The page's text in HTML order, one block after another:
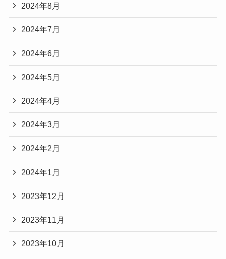
2024年8月
2024年7月
2024年6月
2024年5月
2024年4月
2024年3月
2024年2月
2024年1月
2023年12月
2023年11月
2023年10月